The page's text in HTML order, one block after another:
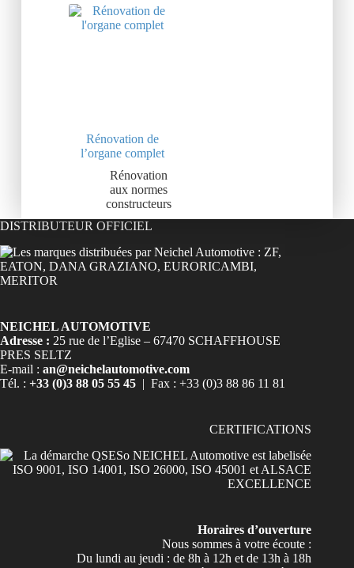
Rénovation de
l’organe complet
Rénovation
aux normes
constructeurs
DISTRIBUTEUR OFFICIEL
NEICHEL AUTOMOTIVE
Adresse : 25 rue de l’Eglise – 67470 SCHAFFHOUSE
PRES SELTZ
E-mail : an@neichelautomotive.com
Tél. : +33 (0)3 88 05 55 45 | Fax : +33 (0)3 88 86 11 81
CERTIFICATIONS
Horaires d’ouverture
Nous sommes à votre écoute :
Du lundi au jeudi : de 8h à 12h et de 13h à 18h